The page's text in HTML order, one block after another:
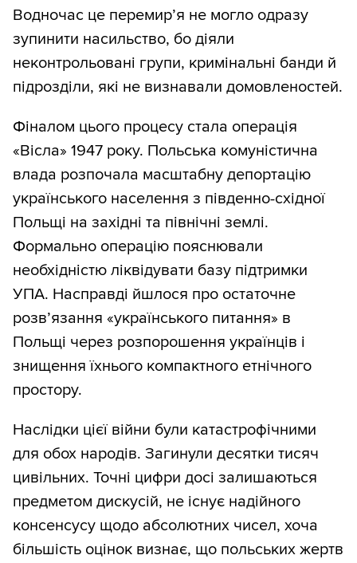
Водночас це перемир’я не могло одразу
зупинити насильство, бо діяли
неконтрольовані групи, кримінальні банди й
підрозділи, які не визнавали домовленостей.
Фіналом цього процесу стала операція
«Вісла» 1947 року. Польська комуністична
влада розпочала масштабну депортацію
українського населення з південно-східної
Польщі на західні та північні землі.
Формально операцію пояснювали
необхідністю ліквідувати базу підтримки
УПА. Насправді йшлося про остаточне
розв’язання «українського питання» в
Польщі через розпорошення українців і
знищення їхнього компактного етнічного
простору.
Наслідки цієї війни були катастрофічними
для обох народів. Загинули десятки тисяч
цивільних. Точні цифри досі залишаються
предметом дискусій, не існує надійного
консенсусу щодо абсолютних чисел, хоча
більшість оцінок визнає, що польських жертв